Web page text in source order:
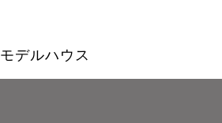
モデルハウス